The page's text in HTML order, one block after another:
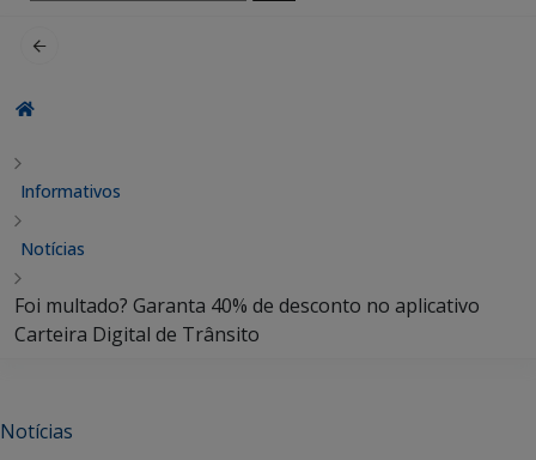
por:
Informativos
Notícias
Foi multado? Garanta 40% de desconto no aplicativo
Carteira Digital de Trânsito
Notícias